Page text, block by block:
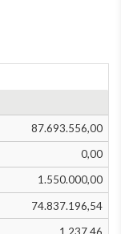
87.693.556,00
0,00
1.550.000,00
74.837.196,54